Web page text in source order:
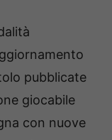
pubblicate
giocabile
con nuove